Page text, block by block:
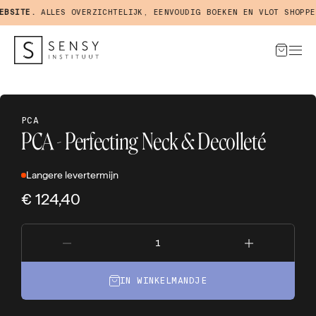
ALLES OVERZICHTELIJK, EENVOUDIG BOEKEN EN VLOT SHOPPEN
PCA
PCA - Perfecting Neck & Decolleté
Langere levertermijn
€ 124,40
IN WINKELMANDJE